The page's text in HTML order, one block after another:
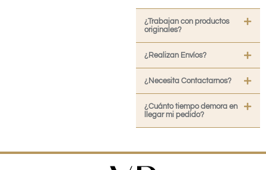
¿Trabajan con productos
originales?
¿Realizan Envíos?
¿Necesita Contactarnos?
¿Cuánto tiempo demora en
llegar mi pedido?